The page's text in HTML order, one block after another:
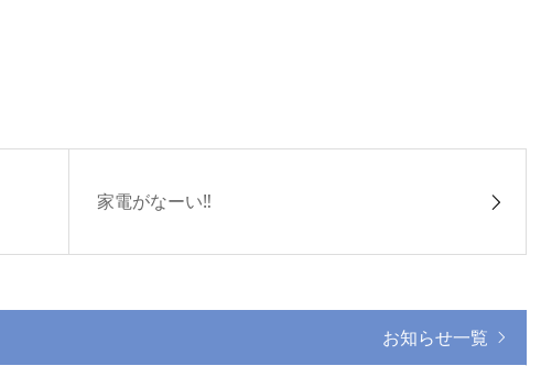
家電がなーい‼️
お知らせ一覧